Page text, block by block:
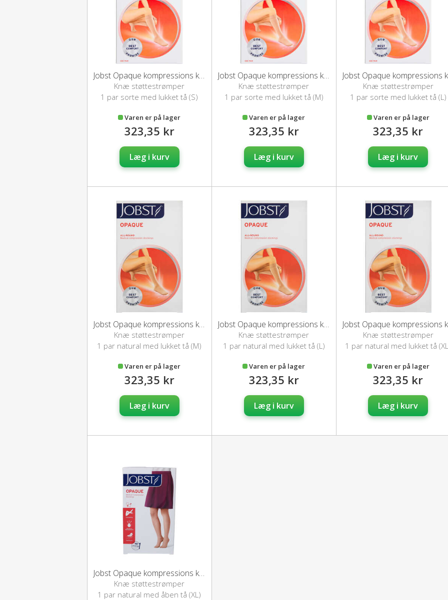
Jobst Opaque kompressions knæstrømper (S/sort)
Knæ støttestrømper
1 par sorte med lukket tå (S)
Varen er på lager
323,35 kr
Læg i kurv
Jobst Opaque kompressions knæstrømper (M/sort)
Knæ støttestrømper
1 par sorte med lukket tå (M)
Varen er på lager
323,35 kr
Læg i kurv
Knæ støttestrømper
1 par sorte med lukket tå (L)
Varen er på lager
323,35 kr
Læg i kurv
Jobst Opaque kompressions knæstrømper (M/natural)
Knæ støttestrømper
1 par natural med lukket tå (M)
Varen er på lager
323,35 kr
Læg i kurv
Jobst Opaque kompressions knæstrømper (L/natural)
Knæ støttestrømper
1 par natural med lukket tå (L)
Varen er på lager
323,35 kr
Læg i kurv
Knæ støttestrømper
1 par natural med lukket tå
Varen er på lager
323,35 kr
Læg i kurv
Jobst Opaque kompressions knæstrømper (XL/natural)
Knæ støttestrømper
1 par natural med åben tå (XL)